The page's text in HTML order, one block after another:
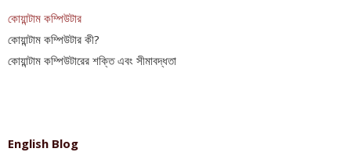
কোয়ান্টাম কম্পিউটার
কোয়ান্টাম কম্পিউটার কী?
কোয়ান্টাম কম্পিউটারের শক্তি এবং সীমাবদ্ধতা
English Blog